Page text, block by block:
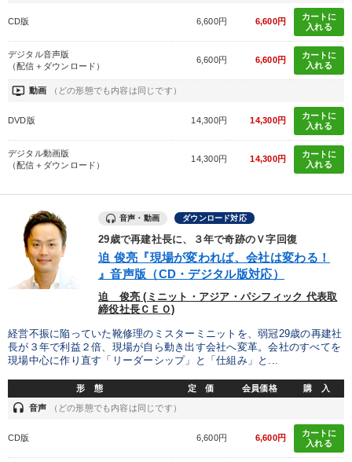
CD版 6,600円 6,600円
カートに
入れる
デジタル音声版
（配信＋ダウンロード）
6,600円 6,600円
カートに
入れる
ondemand_video 動画 （どの形態でも内容は同じです）
DVD版 14,300円 14,300円
カートに
入れる
デジタル動画版
（配信＋ダウンロード）
14,300円 14,300円
カートに
入れる
音声・動画 ダウンロード対応
29歳で再建社長に、３年で奇跡のＶ字回復
迫 俊亮『現場が変われば、会社は変わる！
』音声版（CD・デジタル版対応）
迫 俊亮 (ミニット・アジア・パシフィック 代表取
締役社長ＣＥＯ)
経営不振に陥っていた靴修理のミスターミニットを、弱冠29歳の再建社
長が３年で利益２倍、現場が自ら動き出す会社へ変革。会社のすべてを
現場中心に作り直す「リーダーシップ」と「仕組み」と...
形 態 定 価 会員価格 購 入
headset 音声 （どの形態でも内容は同じです）
CD版 6,600円 6,600円
カートに
入れる